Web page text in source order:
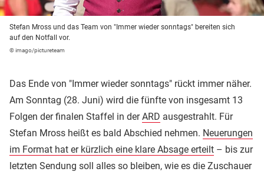
Stefan Mross und das Team von "Immer wieder sonntags" bereiten sich
auf den Notfall vor.
© imago/pictureteam
Das Ende von "Immer wieder sonntags" rückt immer näher.
Am Sonntag (28. Juni) wird die fünfte von insgesamt 13
Folgen der finalen Staffel in derARD ausgestrahlt. Für
Stefan Mross heißt es bald Abschied nehmen. Neuerungen
im Format hat er kürzlich eine klare Absage erteilt – bis zur
letzten Sendung soll alles so bleiben, wie es die Zuschauer